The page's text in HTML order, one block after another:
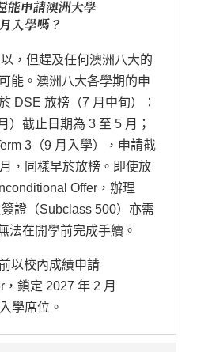
能申請澳洲大學
入學嗎？
，但趕及任何澳洲八大的
能。澳洲八大各學期的申
DSE 放榜（7 月中旬）：
）截止日期為 3 至 5 月；
3（9 月入學），申請截
，同樣早於放榜。即使放
Offer，辦理
證（Subclass 500）亦需
法在開學前完成手續。
以校內成績申請
鎖定 2027 年 2 月
學席位。